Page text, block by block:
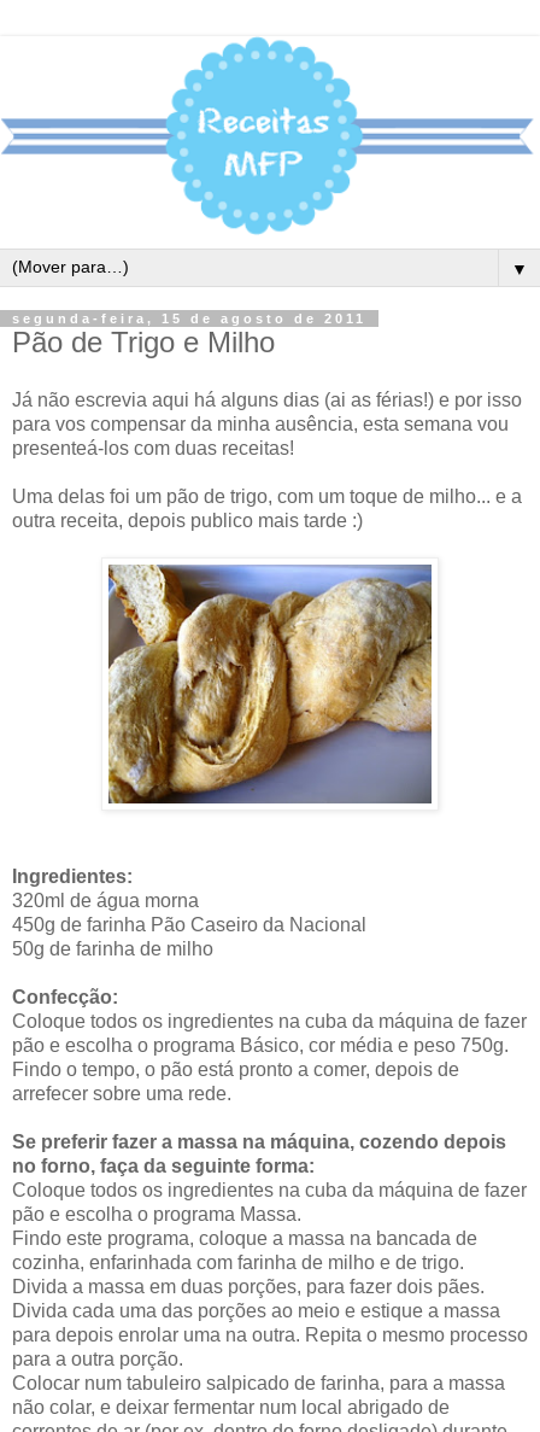
▼
segunda-feira, 15 de agosto de 2011
Pão de Trigo e Milho
Já não escrevia aqui há alguns dias (ai as férias!) e por isso
para vos compensar da minha ausência, esta semana vou
presenteá-los com duas receitas!
Uma delas foi um pão de trigo, com um toque de milho... e a
outra receita, depois publico mais tarde :)
Ingredientes:
320ml de água morna
450g de farinha Pão Caseiro da Nacional
50g de farinha de milho
Confecção:
Coloque todos os ingredientes na cuba da máquina de fazer
pão e escolha o programa Básico, cor média e peso 750g.
Findo o tempo, o pão está pronto a comer, depois de
arrefecer sobre uma rede.
Se preferir fazer a massa na máquina, cozendo depois
no forno, faça da seguinte forma:
Coloque todos os ingredientes na cuba da máquina de fazer
pão e escolha o programa Massa.
Findo este programa, coloque a massa na bancada de
cozinha, enfarinhada com farinha de milho e de trigo.
Divida a massa em duas porções, para fazer dois pães.
Divida cada uma das porções ao meio e estique a massa
para depois enrolar uma na outra. Repita o mesmo processo
para a outra porção.
Colocar num tabuleiro salpicado de farinha, para a massa
não colar, e deixar fermentar num local abrigado de